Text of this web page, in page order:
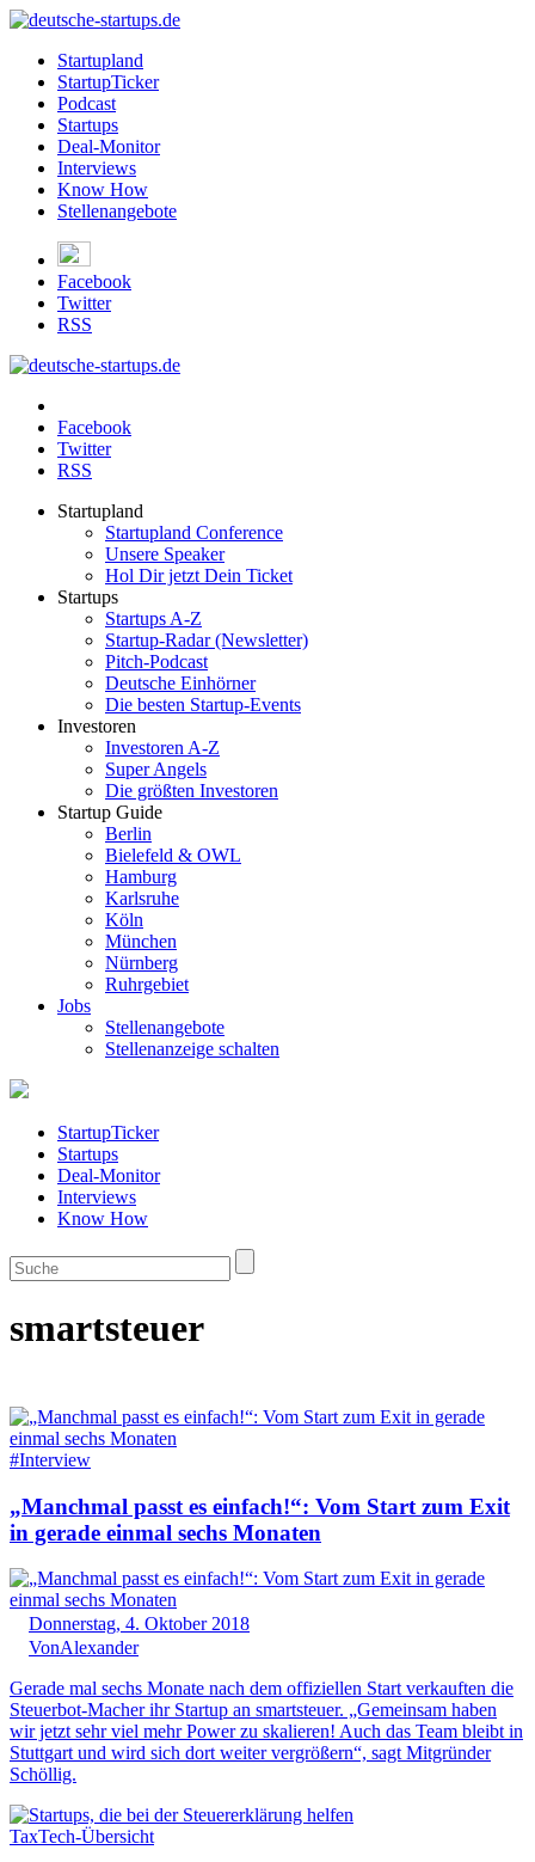
Startupland
StartupTicker
Podcast
Startups
Deal-Monitor
Interviews
Know How
Stellenangebote
Facebook
Twitter
RSS
Facebook
Twitter
RSS
Startupland
Startupland Conference
Unsere Speaker
Hol Dir jetzt Dein Ticket
Startups
Startups A-Z
Startup-Radar (Newsletter)
Pitch-Podcast
Deutsche Einhörner
Die besten Startup-Events
Investoren
Investoren A-Z
Super Angels
Die größten Investoren
Startup Guide
Berlin
Bielefeld & OWL
Hamburg
Karlsruhe
Köln
München
Nürnberg
Ruhrgebiet
Jobs
Stellenangebote
Stellenanzeige schalten
StartupTicker
Startups
Deal-Monitor
Interviews
Know How
smartsteuer
#Interview
„Manchmal passt es einfach!“: Vom Start zum Exit
in gerade einmal sechs Monaten
Donnerstag, 4. Oktober 2018
VonAlexander
Gerade mal sechs Monate nach dem offiziellen Start verkauften die
Steuerbot-Macher ihr Startup an smartsteuer. „Gemeinsam haben
wir jetzt sehr viel mehr Power zu skalieren! Auch das Team bleibt in
Stuttgart und wird sich dort weiter vergrößern“, sagt Mitgründer
Schöllig.
TaxTech-Übersicht